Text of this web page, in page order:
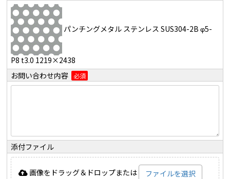
パンチングメタル ステンレス SUS304-2B φ5-
P8 t3.0 1219×2438
お問い合わせ内容
必須
添付ファイル
画像をドラッグ＆ドロップまたは ファイルを選択